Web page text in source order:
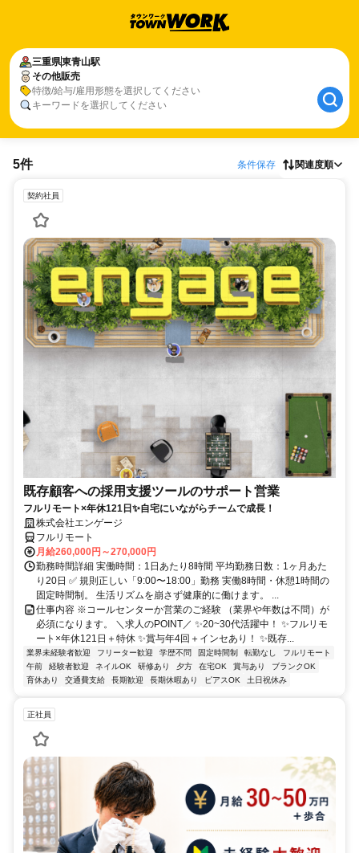
三重県東青山駅
その他販売
特徴/給与/雇用形態を選択してください
キーワードを選択してください
5件 条件保存 関連度順
契約社員
既存顧客への採用支援ツールのサポート営業
フルリモート×年休121日✨自宅にいながらチームで成長！
株式会社エンゲージ
フルリモート
月給260,000円～270,000円
勤務時間詳細 実働時間：1日あたり8時間 平均勤務日数：1ヶ月あた
り20日 ✅ 規則正しい「9:00〜18:00」勤務 実働8時間・休憩1時間の
固定時間制。 生活リズムを崩さず健康的に働けます。 ...
仕事内容 ※コールセンターか営業のご経験 （業界や年数は不問）が
必須になります。 ＼求人のPOINT／ ✨20~30代活躍中！ ✨フルリモ
ート×年休121日＋特休 ✨賞与年4回＋インセあり！ ✨既存...
業界未経験者歓迎 フリーター歓迎 学歴不問 固定時間制 転勤なし
フルリモート
午前
経験者歓迎 ネイルOK 研修あり 夕方 在宅OK 賞与あり
ブランクOK
育休あり
交通費支給 長期歓迎 長期休暇あり ピアスOK 土日祝休み
正社員